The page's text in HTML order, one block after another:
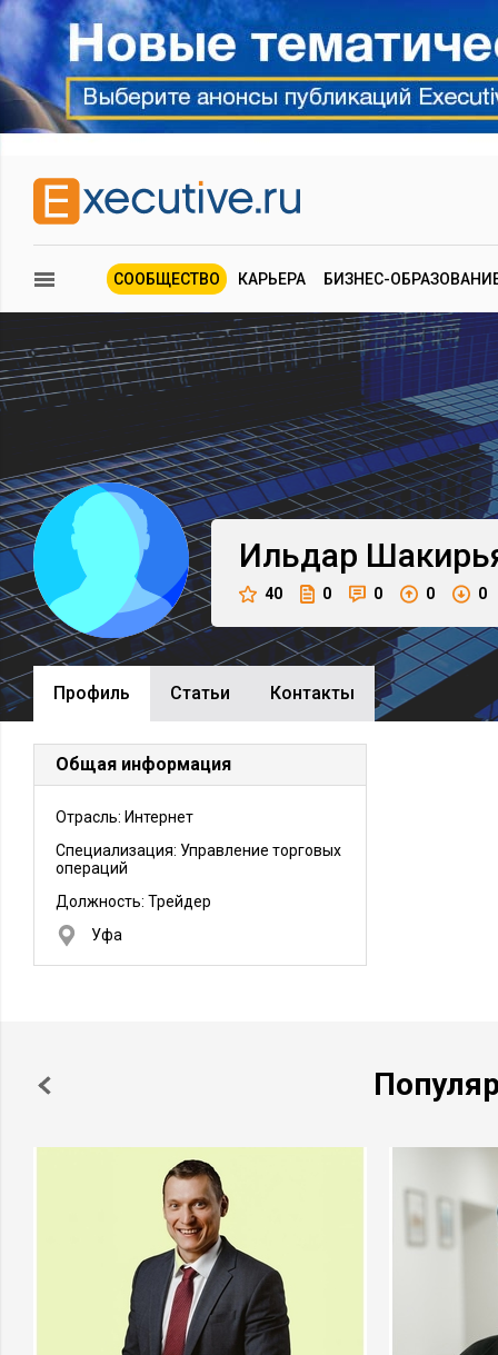
СООБЩЕСТВО КАРЬЕРА БИЗНЕС-
Ильдар
40 0 0 0 0
Профиль Cтатьи Контакты
Общая информация
Отрасль: Интернет
Специализация: Управление торговых
операций
Должность: Трейдер
Уфа